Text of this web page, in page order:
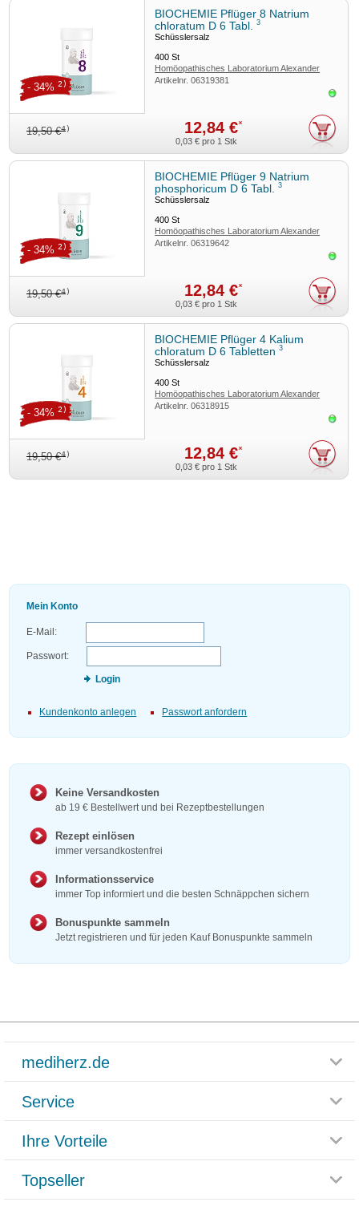
BIOCHEMIE Pflüger 8 Natrium
chloratum D 6 Tabl.3
Schüsslersalz
400St
Homöopathisches Laboratorium Alexander
Pflüger GmbH & Co. KG
Artikelnr.06319381
19,50 €4) 12,84 €*
- 34% 2)
0,03 € pro 1 Stk
BIOCHEMIE Pflüger 9 Natrium
phosphoricum D 6 Tabl.3
Schüsslersalz
400St
Homöopathisches Laboratorium Alexander
Pflüger GmbH & Co. KG
Artikelnr.06319642
19,50 €4) 12,84 €*
- 34% 2)
0,03 € pro 1 Stk
BIOCHEMIE Pflüger 4 Kalium
chloratum D 6 Tabletten3
Schüsslersalz
400St
Homöopathisches Laboratorium Alexander
Pflüger GmbH & Co. KG
Artikelnr.06318915
19,50 €4) 12,84 €*
- 34% 2)
0,03 € pro 1 Stk
Mein Konto
E-Mail:
Passwort:
Login
Kundenkonto anlegen Passwort anfordern
Keine Versandkosten
ab 19 € Bestellwert und bei Rezeptbestellungen
Rezept einlösen
immer versandkostenfrei
Informationsservice
immer Top informiert und die besten Schnäppchen sichern
Bonuspunkte sammeln
Jetzt registrieren und für jeden Kauf Bonuspunkte sammeln
mediherz.de
Glossar
Häufig gestellte Fragen
Datenschutz
Service
Rücksendemöglichkeit
Paketlieferstatus
Ihre Vorteile
Rezeptlieferung
Bonusprogramm
Topseller